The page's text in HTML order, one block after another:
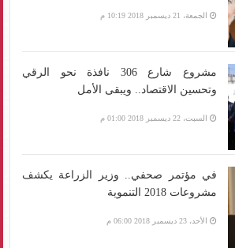
الجمعة، 21 ديسمبر 2018 10:19 م
مشروع شارع 306 نافذة نحو الرقي
وتحسين الاقتصاد.. ويبقى الأمل
السبت، 22 ديسمبر 2018 01:00 م
في مؤتمر صحفي.. وزير الزراعة يكشف
مشروعات 2018 التنموية
الأحد، 23 ديسمبر 2018 06:00 م